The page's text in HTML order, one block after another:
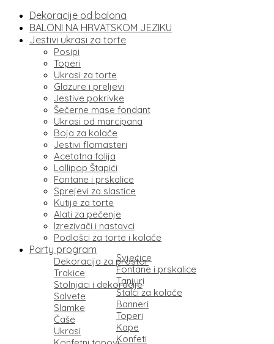
Dekoracije od balona
BALONI NA HRVATSKOM JEZIKU
Jestivi ukrasi za torte
Posipi
Toperi
Ukrasi za torte
Glazure i preljevi
Jestive pokrivke
Šečerne mase fondant
Ukrasi od marcipana
Boja za kolače
Jestivi flomasteri
Acetatna folija
Lollipop Štapići
Fontane i prskalice
Sprejevi za slastice
Kutije za torte
Alati za pečenje
Izrezivači i nastavci
Podlošci za torte i kolače
Party program
Dekoracija za prostor
Svjećice
Trakice
Fontane i prskalice
Stolnjaci i dekoracije
Tanjuri
Salvete
Stalci za kolače
Slamke
Banneri
Čaše
Toperi
Ukrasi
Kape
Konfeti